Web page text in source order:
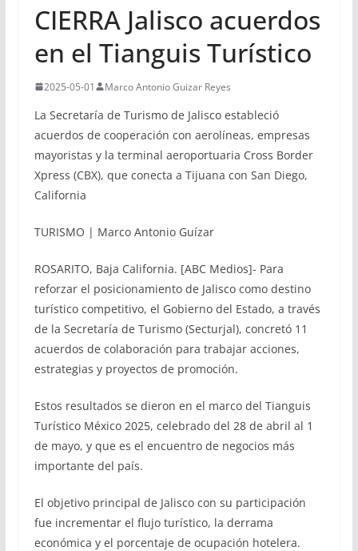
CIERRA Jalisco acuerdos
en el Tianguis Turístico
2025-05-01 Marco Antonio Guizar Reyes
La Secretaría de Turismo de Jalisco estableció
acuerdos de cooperación con aerolíneas, empresas
mayoristas y la terminal aeroportuaria Cross Border
Xpress (CBX), que conecta a Tijuana con San Diego,
California
TURISMO | Marco Antonio Guízar
ROSARITO, Baja California. [ABC Medios]- Para
reforzar el posicionamiento de Jalisco como destino
turístico competitivo, el Gobierno del Estado, a través
de la Secretaría de Turismo (Secturjal), concretó 11
acuerdos de colaboración para trabajar acciones,
estrategias y proyectos de promoción.
Estos resultados se dieron en el marco del Tianguis
Turístico México 2025, celebrado del 28 de abril al 1
de mayo, y que es el encuentro de negocios más
importante del país.
El objetivo principal de Jalisco con su participación
fue incrementar el flujo turístico, la derrama
económica y el porcentaje de ocupación hotelera.